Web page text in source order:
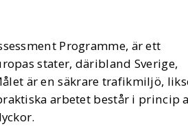
Programme, är ett
stater, däribland Sverige,
är en säkrare trafikmiljö,
arbetet består i princip